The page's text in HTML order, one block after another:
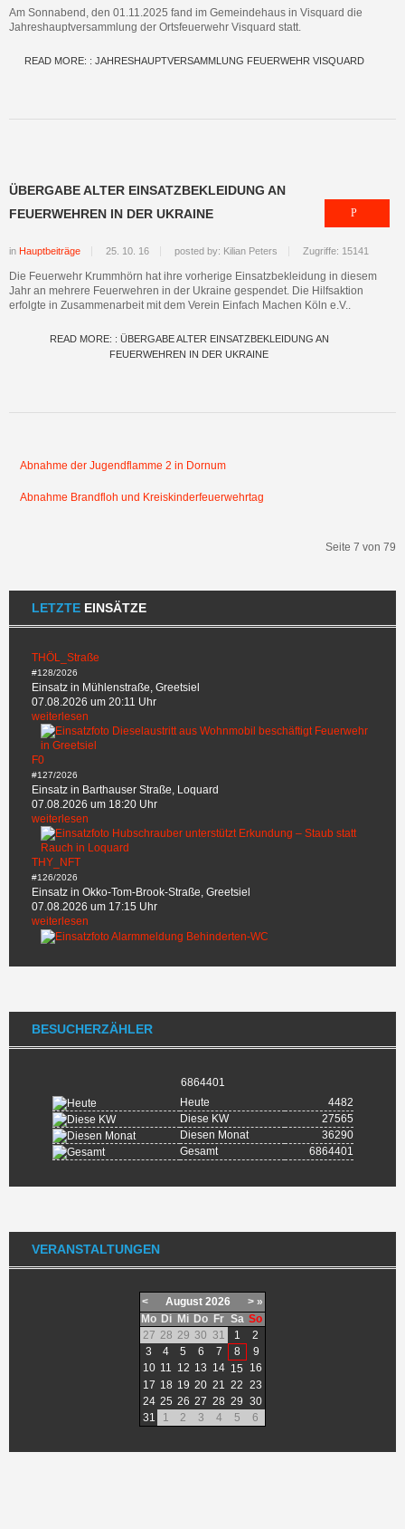
Am Sonnabend, den 01.11.2025 fand im Gemeindehaus in Visquard die
Jahreshauptversammlung der Ortsfeuerwehr Visquard statt.
READ MORE: : JAHRESHAUPTVERSAMMLUNG FEUERWEHR VISQUARD
ÜBERGABE ALTER EINSATZBEKLEIDUNG AN
FEUERWEHREN IN DER UKRAINE
in Hauptbeiträge 25. 10. 16 posted by: Kilian Peters Zugriffe: 15141
Die Feuerwehr Krummhörn hat ihre vorherige Einsatzbekleidung in diesem
Jahr an mehrere Feuerwehren in der Ukraine gespendet. Die Hilfsaktion
erfolgte in Zusammenarbeit mit dem Verein Einfach Machen Köln e.V..
READ MORE: : ÜBERGABE ALTER EINSATZBEKLEIDUNG AN
FEUERWEHREN IN DER UKRAINE
Abnahme der Jugendflamme 2 in Dornum
Abnahme Brandfloh und Kreiskinderfeuerwehrtag
Seite 7 von 79
LETZTE EINSÄTZE
THÖL_Straße
#128/2026
Einsatz in Mühlenstraße, Greetsiel
07.08.2026 um 20:11 Uhr
weiterlesen
F0
#127/2026
Einsatz in Barthauser Straße, Loquard
07.08.2026 um 18:20 Uhr
weiterlesen
THY_NFT
#126/2026
Einsatz in Okko-Tom-Brook-Straße, Greetsiel
07.08.2026 um 17:15 Uhr
weiterlesen
BESUCHERZÄHLER
6864401
Heute
4482
Diese KW
27565
Diesen Monat
36290
Gesamt
6864401
VERANSTALTUNGEN
< August 2026 > »
Mo Di Mi Do Fr Sa So
27 28 29 30 31 1
2
3
4 5 6 7 8
9
10 11 12 13 14 15
16
17 18 19 20 21 22 23
24 25 26 27 28 29 30
31
1 2 3 4 5 6